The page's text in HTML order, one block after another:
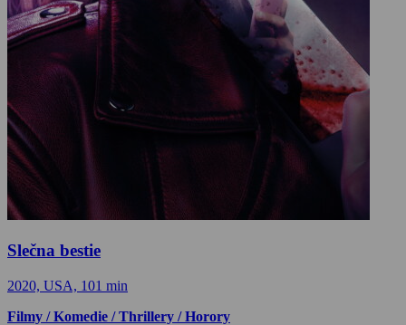
Slečna bestie
2020, USA, 101 min
Filmy / Komedie / Thrillery / Horory